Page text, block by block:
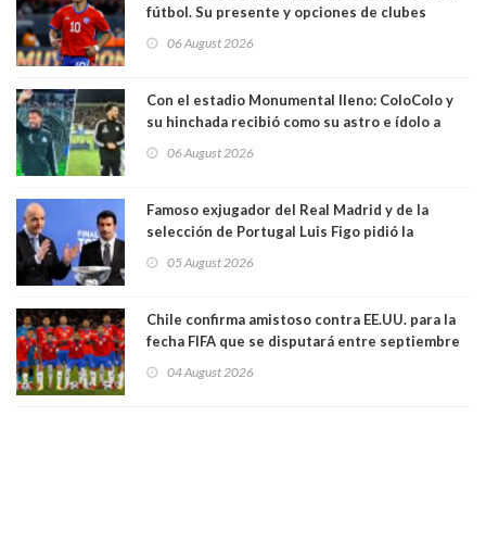
fútbol. Su presente y opciones de clubes
06 August 2026
Con el estadio Monumental lleno: ColoColo y
su hinchada recibió como su astro e ídolo a
06 August 2026
Famoso exjugador del Real Madrid y de la
selección de Portugal Luis Figo pidió la
comportamiento más bajo y cobarde que he
05 August 2026
Chile confirma amistoso contra EE.UU. para la
fecha FIFA que se disputará entre septiembre
04 August 2026